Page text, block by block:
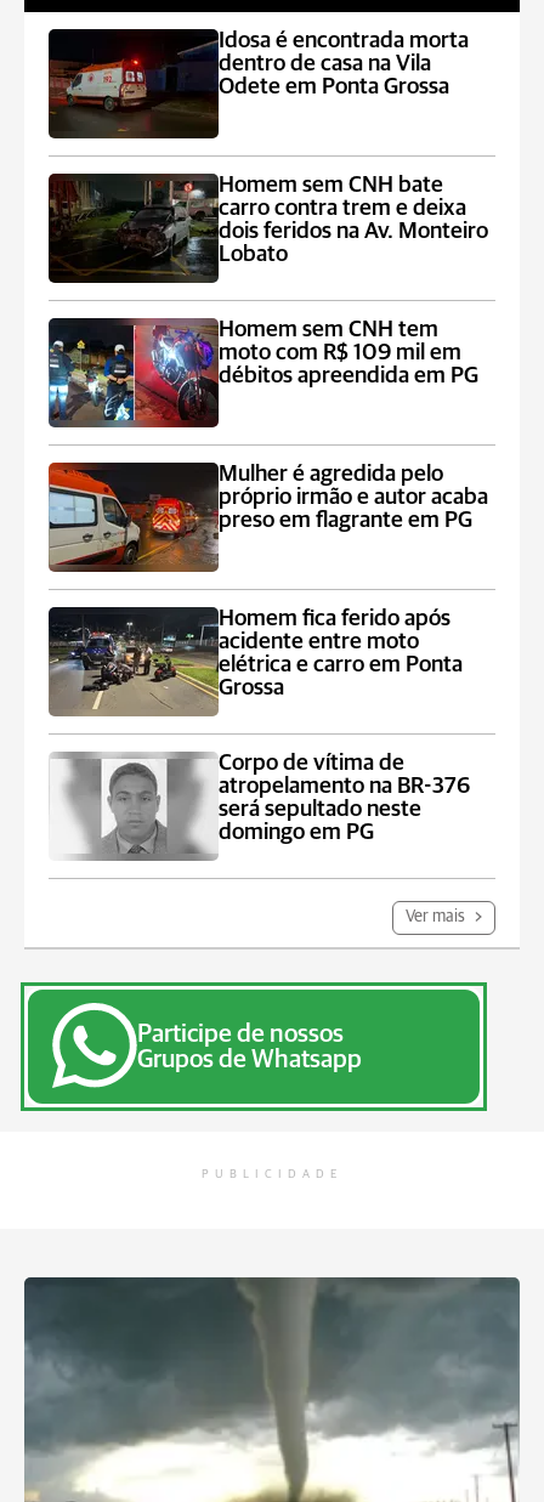
Idosa é encontrada morta
dentro de casa na Vila
Odete em Ponta Grossa
Homem sem CNH bate
carro contra trem e deixa
dois feridos na Av. Monteiro
Lobato
Homem sem CNH tem
moto com R$ 109 mil em
débitos apreendida em PG
Mulher é agredida pelo
próprio irmão e autor acaba
preso em flagrante em PG
Homem fica ferido após
acidente entre moto
elétrica e carro em Ponta
Grossa
Corpo de vítima de
atropelamento na BR-376
será sepultado neste
domingo em PG
Ver mais
Participe de nossos
Grupos de Whatsapp
PUBLICIDADE